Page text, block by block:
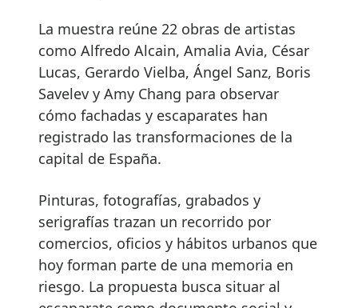
La muestra reúne 22 obras de artistas
como Alfredo Alcain, Amalia Avia, César
Lucas, Gerardo Vielba, Ángel Sanz, Boris
Savelev y Amy Chang para observar
cómo fachadas y escaparates han
registrado las transformaciones de la
capital de España.
Pinturas, fotografías, grabados y
serigrafías trazan un recorrido por
comercios, oficios y hábitos urbanos que
hoy forman parte de una memoria en
riesgo. La propuesta busca situar al